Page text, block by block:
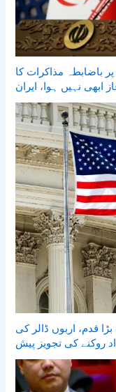
باضابطہ مذاکرات کا
ابھی نہیں ہوا، ایران
قدم، اربوں ڈالر کی
روکنے کی تجویز پیش